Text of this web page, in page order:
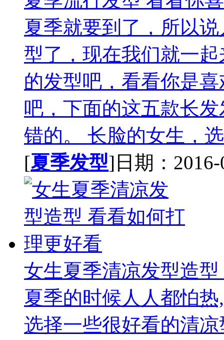
夏季就要到了，所以
型了，现在我们就一
的发型吧，看看你是
吧，下面的这五款长
错的。 长脸的女生，
[夏季发型]日期：2016-
女生夏季清凉发型造
夏季的时候人人都怕
选择一些很好看的清